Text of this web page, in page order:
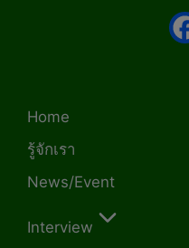
Home
รู้จักเรา
News/Event
Interview